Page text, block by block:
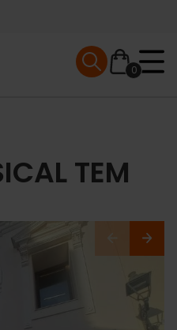
0
Mobile menu
TEM